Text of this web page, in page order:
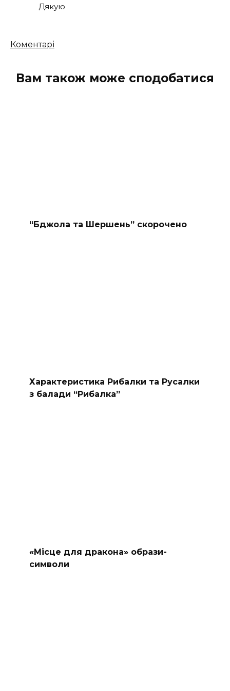
Дякую
Кількість
Коментарі
Вам також може сподобатися
“Бджола та Шершень” скорочено
Характеристика Рибалки та Русалки
з балади “Рибалка”
«Місце для дракона» образи-
символи